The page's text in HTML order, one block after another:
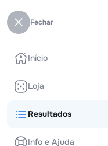
Fechar
Início
Loja
Resultados
Info e Ajuda